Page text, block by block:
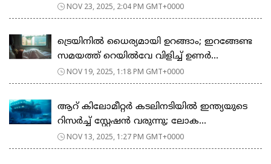
NOV 23, 2025, 2:04 PM GMT+0000
ട്രെയിനിൽ ധൈര്യമായി ഉറങ്ങാം; ഇറങ്ങേണ്ട
സമയത്ത് റെയിൽവേ വിളിച്ച് ഉണർ...
NOV 19, 2025, 1:18 PM GMT+0000
ആറ് കിലോമീറ്റർ കടലിനടിയിൽ ഇന്ത്യയുടെ
റിസർച്ച് സ്റ്റേഷൻ വരുന്നു; ലോക...
NOV 13, 2025, 1:27 PM GMT+0000